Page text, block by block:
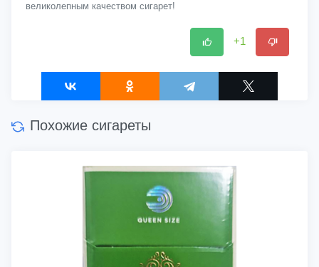
великолепным качеством сигарет!
+1
Похожие сигареты